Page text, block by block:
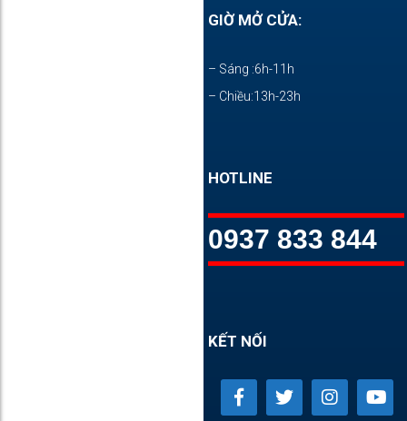
GIỜ MỞ CỬA:
– Sáng :6h-11h
– Chiều:13h-23h
HOTLINE
0937 833 844
KẾT NỐI